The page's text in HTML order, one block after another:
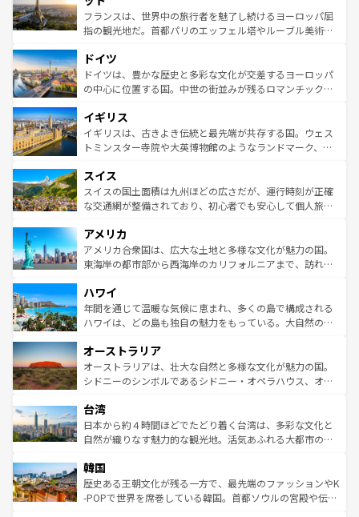
しい。
る。首都マドリードの洗練された雰囲気や、バルセロナの
アートに溢れた街角から、地方では古代ローマ遺跡や中世
せる。地方によって風土や気候が異なるスペインはその個
性で訪れる人を魅了する。 なお、新着のスペイン情報は コ
ンテンツ一覧を参照してほしい。
フランスは、世界中の旅行者を魅了し続けるヨーロッパ屈
指の観光地だ。首都パリのエッフェル塔やルーブル美術館
で、幅広い魅力が詰まっている。華麗な宮殿、歴史的な大
聖堂、美しいビーチ、そして豊かな自然が、訪れる者を心
から魅了する。また、フランスは美食の国としても知ら
いる。シャンパンの発祥地であるランス、プロヴァンスの
香り高いラベンダー畑など、多彩な楽しみ方が可能だ。さ
らに、パリ以外の地域にも魅力が溢れており、どの街角に
れる地方に足を運ぶとそれぞれで全く異なる文化を体験で
きるだろう。 なお、新着のフランス情報はコンテンツ一覧
を参照してほしい。
ドイツ
ドイツは、豊かな歴史と多彩な文化が交差するヨーロッパ
の中心に位置する国。中世の街並みが残るロマンチック街
顔を持つこの国は、どこを歩いても飽きることがない。ベ
ルリンの文化的活気、バイエルン州のアルプスの絶景、そ
してライン川沿いのワイン畑といった風景は必見。ビール
は、お酒好きな人にはぜひ体験してほしい。 なお、新着の
ドイツ情報はコンテンツ一覧を参照してほしい。
イギリス
イギリスは、古きよき伝統と最先端が共存する国。ウェス
トミンスター寺院や大英博物館のようなランドマーク、歴
リアごとに異なる魅力がある。また、優雅なアフタヌーン
ティー、ビール好きにはたまらない英国パブ、サッカー観
戦など、本場だからこそできる体験も豊富。イギリスを旅
ンツ一覧を参照してほしい。
スイス
スイスの国土面積は九州ほどの広さだが、運行時刻が正確
な交通網が整備されており、初心者でも安心して個人旅行
の建物がそのまま残る町や、スイスならではのユニークな
博物館もあり、アルプス観光だけでなく町歩きも満喫する
ことができる。国民の所得が高いため物価も高いが、旅行
ば市内交通費無料で観光を楽しむこともできる。 なお、新
着のスイス情報はコンテンツ一覧 を参照してほしい。
アメリカ
アメリカ合衆国は、広大な土地と多様な文化が魅力の国。
東海岸の都市部から西海岸のカリフォルニアまで、訪れる
のような巨大都市は、観光、ショッピング、エンターテイ
ンメントが詰まった刺激的なスポットだ。一方、アメリカ
西部には大自然が広がり、グランドキャニオンやイエロー
部のニューオーリンズでは、音楽と美食が融合した独特の
文化が魅力。旅行者はアメリカの各地域で異なる魅力を楽
しみながら、その多様性と豊かな歴史を感じることができ
ならではの贅沢な旅のスタイルだ。 なお、新着のアメリカ
情報はコンテンツ一覧を参照してほしい。
ハワイ
年間を通じて温暖な気候に恵まれ、多くの島で構成される
ハワイは、どの島も独自の魅力をもっている。大自然の神
ワイ島は見逃せない。また、定番の観光地といえばオアフ
島だが、静かな自然を求めるならマウイ島やカウアイ島が
おすすめ。エメラルドグリーンに輝く海をはじめ、豊かな
れるおもてなしの心で訪れる人々を迎えてくれるハワイの
人々、おいしいローカルフードやハワイアンミュージッ
ク、伝統的なフラダンスなど、すべてがハワイの魅力を彩
ワイを、存分に味わってほしい。 なお、新着のハワイ情報
はコンテンツ一覧を参照してほしい。
オーストラリア
オーストラリアは、壮大な自然と多様な文化が魅力の国。
シドニーのシンボルであるシドニー・オペラハウス、オー
リアリーフや大陸中央部にそびえるウルル（エアーズロッ
ク）、タスマニアの美しい原生林やケアンズの熱帯雨林な
ど、見どころがたくさん。また、カフェやワイン、オージ
いる。アクティビティも充実しており、サーフィンやダイ
ビング、ハイキングなど、アウトドア好きにはたまらな
い。オーストラリアの多彩な魅力を存分に味わいつくそ
台湾
日本から約４時間ほどでたどり着く台湾は、多彩な文化と
自然が織りなす魅力的な観光地。活気あふれる大都市の台
ン）、静ひつな山岳地帯である台湾東部など、都市の喧騒
と山間の静けさが共存しており、訪れる人に新しい発見と
驚きをもたらしてくれる。また、奥深い台湾の食文化も魅
韓国
歴史ある王朝文化が残る一方で、最先端のファッションやK
-POPで世界を席巻している韓国。首都ソウルの宮殿や伝統